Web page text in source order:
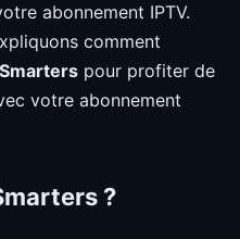
abonnement IPTV.
comment
pour profiter de
votre abonnement
?